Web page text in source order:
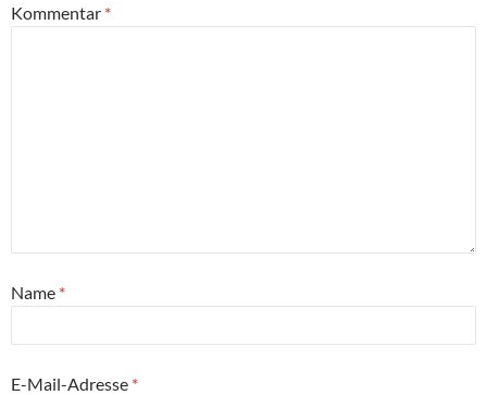
Kommentar *
Name *
E-Mail-Adresse *